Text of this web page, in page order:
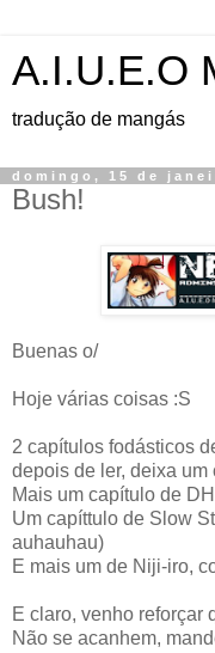
A.I.U.E.O
tradução de mangás
domingo, 15 de
Bush!
Buenas o/
Hoje várias coisas :S
2 capítulos fodásticos
depois de ler, deixa um
Mais um capítulo de
Um capíttulo de Slow
auhauhau)
E mais um de Niji-iro,
E claro, venho reforçar
Não se acanhem,